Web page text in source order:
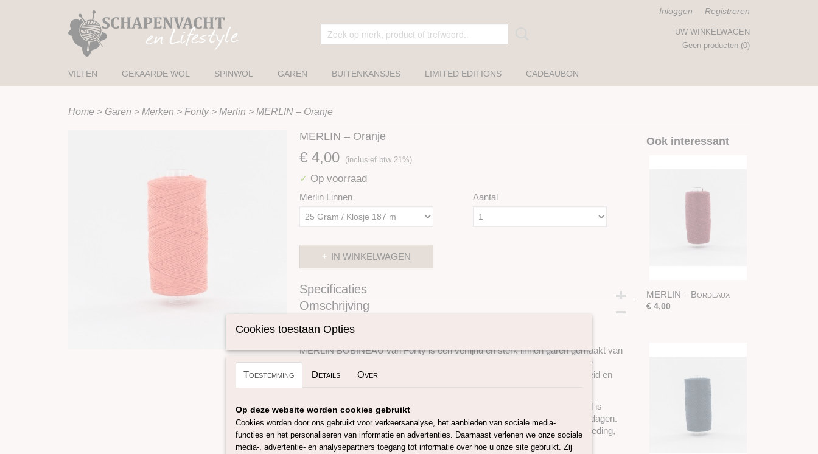
Inloggen Registreren
UW WINKELWAGEN
Geen producten (0)
VILTEN GEKAARDE WOL SPINWOL GAREN BUITENKANSJES LIMITED EDITIONS CADEAUBON
Home > Garen > Merken > Fonty> Merlin > MERLIN – Oranje
MERLIN – Oranje
€ 4,00 (inclusief btw 21%)
✓ Op voorraad
Merlin Linnen Aantal
IN WINKELWAGEN
Specificaties
Productcode
Omschrijving
100% puur linnen oranje
MERLIN BOBINEAU van Fonty is een verfijnd en sterk linnen garen gemaakt van
100% puur linnen uit Frankrijk. Dit fijne natuurlijke garen heeft een elegante
uitstraling, voelt licht aan en staat bekend om zijn uitstekende duurzaamheid en
lange levensduur.
Linnen is een plantaardige vezel met unieke eigenschappen. Het materiaal is
ademend, sterk, vochtregulerend en heerlijk comfortabel tijdens warmere dagen.
Hierdoor is MERLIN BOBINEAU bijzonder geschikt voor luchtige zomerkleding,
sjaals, tops, omslagdoeken en andere lichte brei- en haakprojecten.
Ook interessant
MERLIN – Bordeaux
€ 4,00
Cookies toestaan Opties
Toestemming Details Over
Op deze website worden cookies gebruikt
Cookies worden door ons gebruikt voor verkeersanalyse, het aanbieden van sociale media-
functies en het personaliseren van informatie en advertenties. Daarnaast verlenen we onze sociale
media-, advertentie- en analysepartners toegang tot informatie over hoe u onze site gebruikt. Zij